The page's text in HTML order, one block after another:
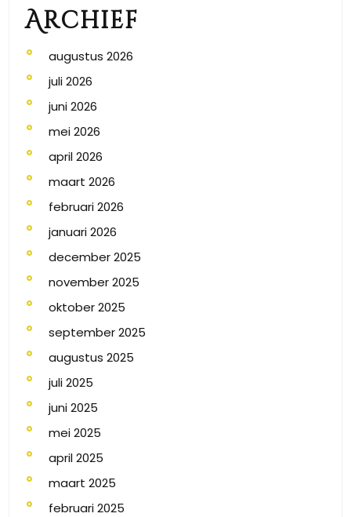
Archief
augustus 2026
juli 2026
juni 2026
mei 2026
april 2026
maart 2026
februari 2026
januari 2026
december 2025
november 2025
oktober 2025
september 2025
augustus 2025
juli 2025
juni 2025
mei 2025
april 2025
maart 2025
februari 2025